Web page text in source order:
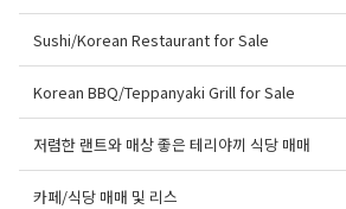
Sushi/Korean Restaurant for Sale
Korean BBQ/Teppanyaki Grill for Sale
저렴한 랜트와 매상 좋은 테리야끼 식당 매매
카페/식당 매매 및 리스